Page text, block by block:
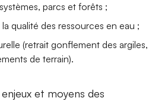
parcs et forêts ;
qualité des ressources en eau ;
(retrait gonflement des argiles,
de terrain).
et moyens des